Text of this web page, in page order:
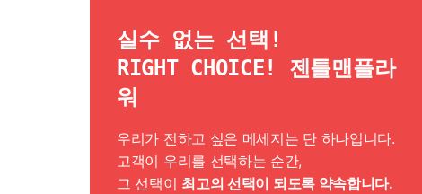
실수 없는 선택!
RIGHT CHOICE! 젠틀맨플라
워
우리가 전하고 싶은 메세지는 단 하나입니다.
고객이 우리를 선택하는 순간,
그 선택이 최고의 선택이 되도록 약속합니다.